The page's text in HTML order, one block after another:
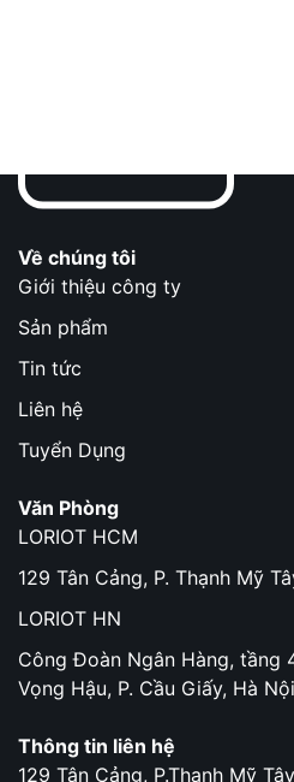
Về chúng tôi
Giới thiệu công ty
Sản phẩm
Tin tức
Liên hệ
Tuyển Dụng
Văn Phòng
LORIOT HCM
129 Tân Cảng, P. Thạnh Mỹ
LORIOT HN
Công Đoàn Ngân Hàng, tầng
Vọng Hậu, P. Cầu Giấy, Hà Nội
Thông tin liên hệ
129 Tân Cảng, P.Thạnh Mỹ